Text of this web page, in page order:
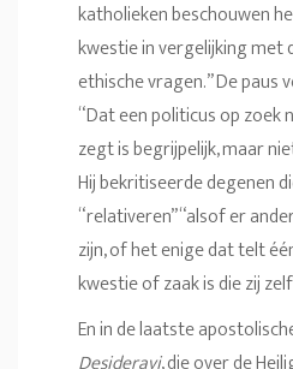
katholieken beschouwen
kwestie in vergelijking met
ethische vragen.” De paus
“Dat een politicus op
zegt is begrijpelijk, maar
Hij bekritiseerde degenen
“relativeren” “alsof er
zijn, of het enige dat telt
kwestie of zaak is die zij
En in de laatste